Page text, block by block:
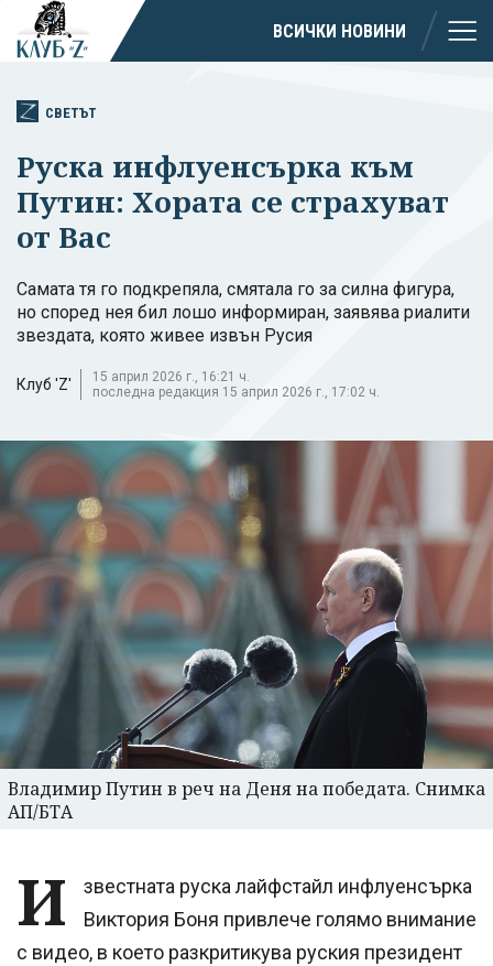
ВСИЧКИ НОВИНИ
СВЕТЪТ
Руска инфлуенсърка към
Путин: Хората се страхуват
от Вас
Самата тя го подкрепяла, смятала го за силна фигура,
но според нея бил лошо информиран, заявява риалити
звездата, която живее извън Русия
Клуб 'Z'
15 април 2026 г., 16:21 ч.
последна редакция 15 април 2026 г., 17:02 ч.
Владимир Путин в реч на Деня на победата. Снимка
АП/БТА
И
звестната руска лайфстайл инфлуенсърка
Виктория Боня привлече голямо внимание
с видео, в което разкритикува руския президент